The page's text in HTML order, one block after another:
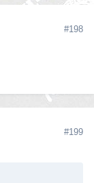
#198
#199